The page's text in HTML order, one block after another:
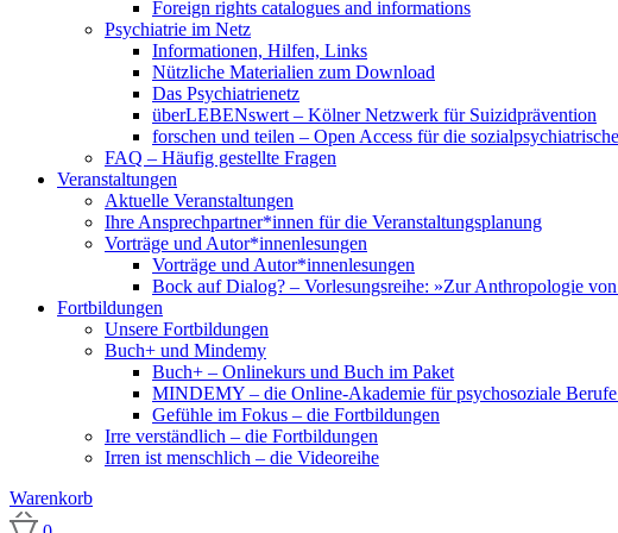
Foreign rights catalogues and informations
Psychiatrie im Netz
Informationen, Hilfen, Links
Nützliche Materialien zum Download
Das Psychiatrienetz
überLEBENswert – Kölner Netzwerk für Suizidprävention
forschen und teilen – Open Access für die
FAQ – Häufig gestellte Fragen
Veranstaltungen
Aktuelle Veranstaltungen
Ihre Ansprechpartner*innen für die Veranstaltungsplanung
Vorträge und Autor*innenlesungen
Vorträge und Autor*innenlesungen
Bock auf Dialog? – Vorlesungsreihe: »Zur Anthropologie
Fortbildungen
Unsere Fortbildungen
Buch+ und Mindemy
Buch+ – Onlinekurs und Buch im Paket
MINDEMY – die Online-Akademie für psychosoziale
Gefühle im Fokus – die Fortbildungen
Irre verständlich – die Fortbildungen
Irren ist menschlich – die Videoreihe
Warenkorb